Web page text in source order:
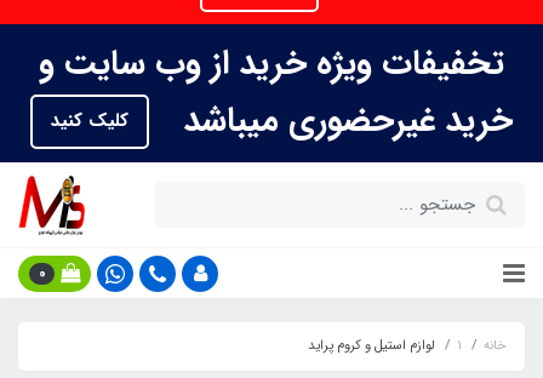
تخفیفات ویژه خرید از وب سایت و
خرید غیرحضوری میباشد
کلیک کنید
0
خانه 1 لوازم استیل و کروم پراید